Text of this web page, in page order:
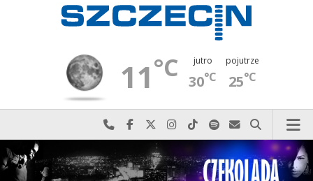
11°C jutro
30°C
pojutrze
25°C
Najlepiej po prostu do nas zadzwoń
Odwiedź nas na Facebook-u
Odwiedź nas na X
Odwiedź nas na Instagram-ie
Odwiedź nas na TikTok-u
Szukaj nas na Spotify
Wyślij do nas
Szukaj